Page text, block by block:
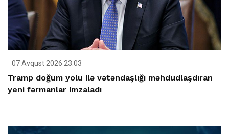
07 Avqust 2026 23:03
Tramp doğum yolu ilə vətəndaşlığı məhdudlaşdıran
yeni fərmanlar imzaladı